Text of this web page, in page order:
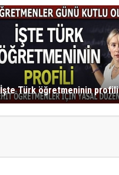
İşte Türk öğretmeninin profili